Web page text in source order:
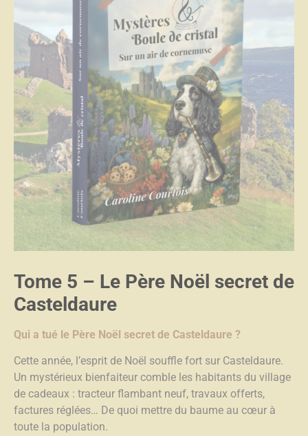
Tome 5 – Le Père Noël secret de
Casteldaure
Qui a tué le Père Noël secret de Casteldaure ?
Cette année, l’esprit de Noël souffle fort sur Casteldaure.
Un mystérieux bienfaiteur comble les habitants du village
de cadeaux : tracteur flambant neuf, travaux offerts,
factures réglées… De quoi mettre du baume au cœur à
toute la population.